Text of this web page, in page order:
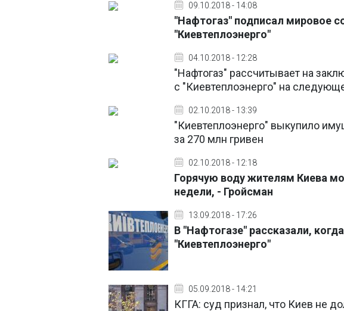
09.10.2018 - 14:08
"Нафтогаз" подписал мировое
"Киевтеплоэнерго"
04.10.2018 - 12:28
"Нафтогаз" рассчитывает на
с "Киевтеплоэнерго" на
02.10.2018 - 13:39
"Киевтеплоэнерго" выкупило
за 270 млн гривен
02.10.2018 - 12:18
Горячую воду жителям Киева
недели, - Гройсман
13.09.2018 - 17:26
В "Нафтогазе" рассказали,
"Киевтеплоэнерго"
05.09.2018 - 14:21
КГГА: суд признал, что Киев не